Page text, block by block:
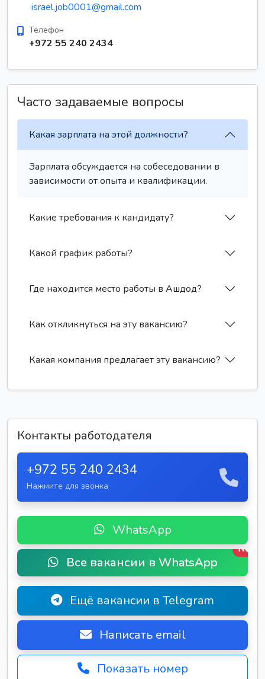
israel.job0001@gmail.com
Телефон
+972 55 240 2434
Часто задаваемые вопросы
Какая зарплата на этой должности?
Зарплата обсуждается на собеседовании в
зависимости от опыта и квалификации.
Какие требования к кандидату?
Какой график работы?
Где находится место работы в Ашдод?
Как откликнуться на эту вакансию?
Какая компания предлагает эту вакансию?
Контакты работодателя
+972 55 240 2434
Нажмите для звонка
WhatsApp
Все вакансии в WhatsApp
New
Ещё вакансии в Telegram
Написать email
Показать номер